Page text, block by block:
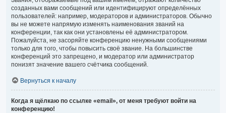
созданных вами сообщений или идентифицируют определённых
пользователей: например, модераторов и администраторов. Обычно
вы не можете напрямую изменять наименования званий на
конференции, так как они установлены её администратором.
Пожалуйста, не засоряйте конференцию ненужными сообщениями
только для того, чтобы повысить своё звание. На большинстве
конференций это запрещено, и модератор или администратор
понизят значение вашего счётчика сообщений.
Вернуться к началу
Когда я щёлкаю по ссылке «email», от меня требуют войти на
конференцию!